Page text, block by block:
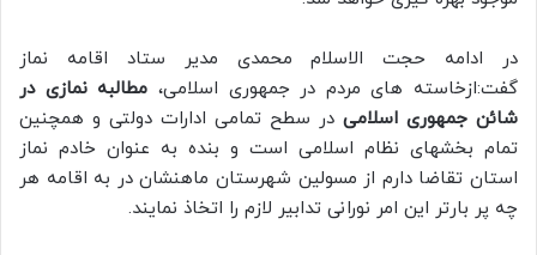
در ادامه حجت الاسلام محمدی مدیر ستاد اقامه نماز
گفت:ازخاسته های مردم در جمهوری اسلامی، مطالبه نمازی در
شائن جمهوری اسلامی در سطح تمامی ادارات دولتی و همچنین
تمام بخشهای نظام اسلامی است و بنده به عنوان خادم نماز
استان تقاضا دارم از مسولین شهرستان ماهنشان در به اقامه هر
چه پر بارتر این امر نورانی تدابیر لازم را اتخاذ نمایند.